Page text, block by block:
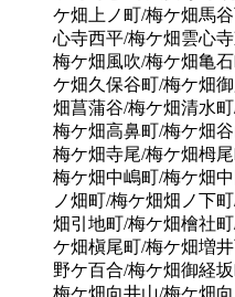
ケ畑上ノ町/梅ケ畑馬
心寺西平/梅ケ畑雲心
梅ケ畑風吹/梅ケ畑亀
ケ畑久保谷町/梅ケ畑
畑菖蒲谷/梅ケ畑清水
梅ケ畑高鼻町/梅ケ畑
梅ケ畑寺尾/梅ケ畑栂
梅ケ畑中嶋町/梅ケ畑
ノ畑町/梅ケ畑畑ノ下
畑引地町/梅ケ畑檜社
ケ畑槇尾町/梅ケ畑増
野ケ百合/梅ケ畑御経
梅ケ畑向井山/梅ケ畑